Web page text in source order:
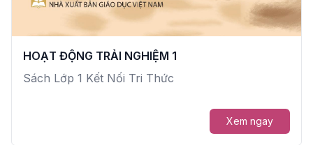
HOẠT ĐỘNG TRẢI NGHIỆM 1
Sách Lớp 1 Kết Nối Tri Thức
Xem ngay